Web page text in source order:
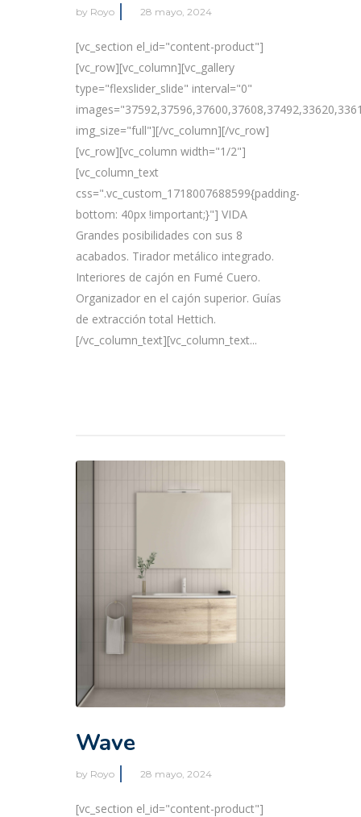
by Royo 28 mayo, 2024
[vc_section el_id="content-product"]
[vc_row][vc_column][vc_gallery
type="flexslider_slide" interval="0"
img_size="full"][/vc_column][/vc_row]
[vc_row][vc_column width="1/2"]
[vc_column_text
css=".vc_custom_1718007688599{padding-
bottom: 40px !important;}"] VIDA
Grandes posibilidades con sus 8
acabados. Tirador metálico integrado.
Interiores de cajón en Fumé Cuero.
Organizador en el cajón superior. Guías
de extracción total Hettich.
[/vc_column_text][vc_column_text...
Wave
by Royo 28 mayo, 2024
[vc_section el_id="content-product"]